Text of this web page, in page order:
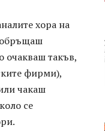
хора на
обръщаш
очакваш такъв,
фирми),
чакаш
се